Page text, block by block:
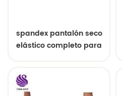
spandex pantalón seco
elástico completo para